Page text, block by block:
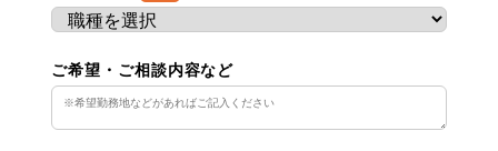
ご希望・ご相談内容など